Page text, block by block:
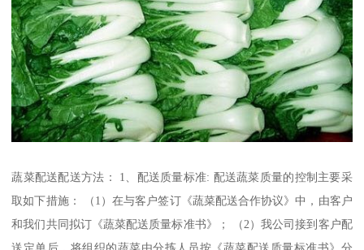
蔬菜配送配送方法： 1、配送质量标准: 配送蔬菜质量的控制主要采
取如下措施： （1）在与客户签订《蔬菜配送合作协议》中，由客户
和我们共同拟订《蔬菜配送质量标准书》； （2）我公司接到客户配
送定单后，将组织的蔬菜由分拣人员按《蔬菜配送质量标准书》分